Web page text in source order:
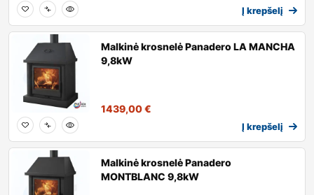
Į krepšelį
Malkinė krosnelė Panadero LA MANCHA
9,8kW
1439,00€
Į krepšelį
Malkinė krosnelė Panadero
MONTBLANC 9,8kW